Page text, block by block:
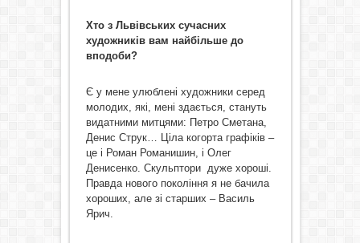
Хто з Львівських сучасних
художників вам найбільше до
вподоби?
Є у мене улюблені художники серед
молодих, які, мені здається, стануть
видатними митцями: Петро Сметана,
Денис Струк… Ціла когорта графіків –
це і Роман Романишин, і Олег
Денисенко. Скульптори дуже хороші.
Правда нового покоління я не бачила
хороших, але зі старших – Василь
Ярич.